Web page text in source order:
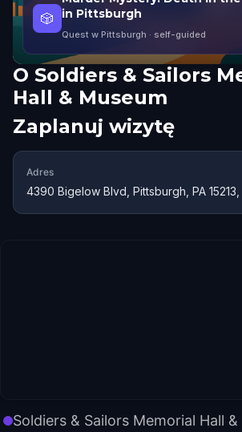
🎲
in Pittsburgh
Quest w Pittsburgh · self-guided
O Soldiers & Sailors
Hall & Museum
Zaplanuj wizytę
Adres
4390 Bigelow Blvd, Pittsburgh, PA 15213,
Soldiers & Sailors Memorial Hall &